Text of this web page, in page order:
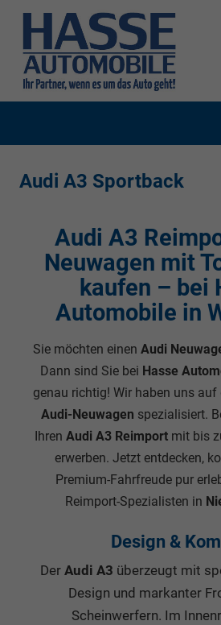
Audi A3 Sportback
Audi A3
Neuwagen mit
kaufen – bei
Automobile in
Sie möchten einen Audi
Dann sind Sie bei Hasse
genau richtig! Wir haben uns auf
Audi-Neuwagen spezialisiert.
Ihren Audi A3 Reimportmit bis
erwerben. Jetzt entdecken,
Premium-Fahrfreude pur
Reimport-Spezialisten in
Design &
Der Audi A3 überzeugt mit
Design und markanter
Scheinwerfern. Im